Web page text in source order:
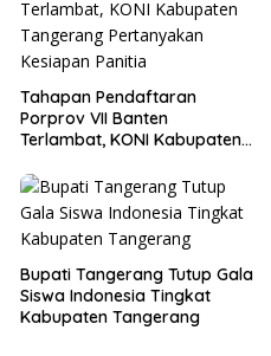
Tahapan Pendaftaran
Porprov VII Banten
Terlambat, KONI Kabupaten
Kesiapan Panitia
Bupati Tangerang Tutup Gala
Siswa Indonesia Tingkat
Kabupaten Tangerang